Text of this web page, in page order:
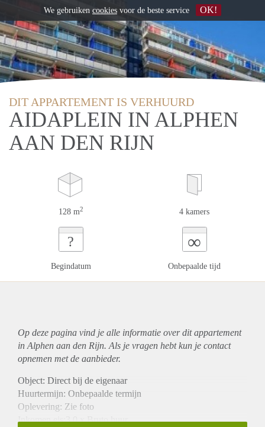
DIT APPARTEMENT IS VERHUURD
AIDAPLEIN IN ALPHEN
AAN DEN RIJN
128 m2 4 kamers
?
Begindatum
∞
Onbepaalde tijd
Op deze pagina vind je alle informatie over ditappartement
in Alphen aan den Rijn. Als je vragen hebt kun je contact
opnemen met de aanbieder.
Object: Direct bij de eigenaar
Huurtermijn: Onbepaalde termijn
Oplevering: Zie foto
Inkomen eis:3,0 x Bruto huur
We gebruiken cookies voor de beste service OK!